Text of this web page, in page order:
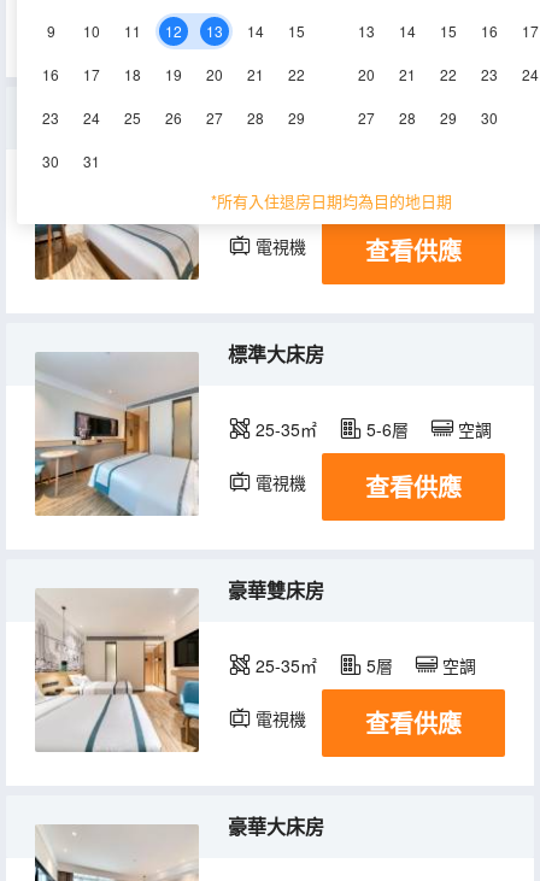
9 10 11 12 13 14 15
16 17 18 19 20 21 22
23 24 25 26 27 28 29
30 31
13 14 15 16 17
20 21 22 23 24
27 28 29 30
*所有入住退房日期均為目的地日期
商務大床房
30-35㎡ 5-6層
電視機 查看供應
標準大床房
25-35㎡ 5-6層 空調
電視機 查看供應
豪華雙床房
25-35㎡ 5層 空調
電視機 查看供應
豪華大床房